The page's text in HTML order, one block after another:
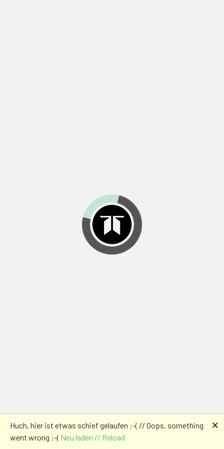
Huch, hier ist etwas schief gelaufen :-( // Oops, something
went wrong :-( Neu laden // Reload
🗙